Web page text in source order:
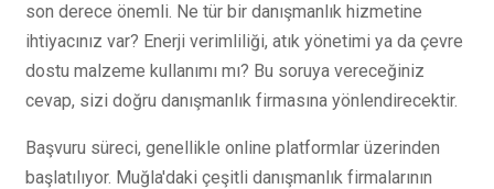
son derece önemli. Ne tür bir danışmanlık hizmetine
ihtiyacınız var? Enerji verimliliği, atık yönetimi ya da çevre
dostu malzeme kullanımı mı? Bu soruya vereceğiniz
cevap, sizi doğru danışmanlık firmasına yönlendirecektir.
Başvuru süreci, genellikle online platformlar üzerinden
başlatılıyor. Muğla'daki çeşitli danışmanlık firmalarının